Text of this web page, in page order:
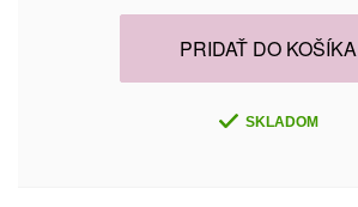
PRIDAŤ DO KOŠÍKA
SKLADOM